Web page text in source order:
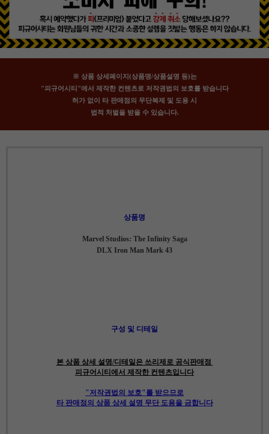
※ 상품 상세페이지(상품명/상품설명 등)는
"피규어시티"에서 제작한 컨텐츠로 저작권법의 보호를 받습니다
허가 없이 타 판매점의 무단복제 및 도용 시
법적 처벌을 받을 수 있습니다.
상품명
Marvel Studios: The Infinity Saga
DLX Iron Man Mark 43
구성 및 디테일
본 상품 상세 설명/디테일은 쓰리제로 공식판매점
피규어시티에서 제작한 컨텐츠입니다
"저작권법의 보호"를 받으므로
타 판매점의 상품 상세 설명 무단 도용을 금합니다